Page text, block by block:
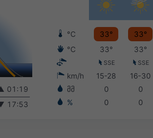
01:19
17:53
°C 33° 33°
°C
33° 33°
SSE SSE
km/h 15-28 16-30
მმ
0 0
%
0 0